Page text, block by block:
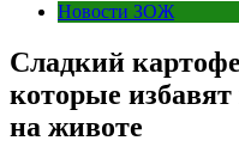
Новости ЗОЖ
Сладкий
которые
на животе